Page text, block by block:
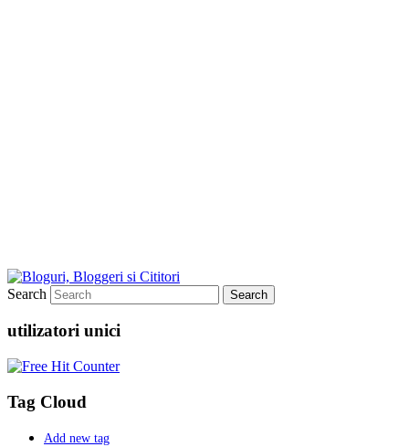
Search
utilizatori unici
Tag Cloud
Add new tag